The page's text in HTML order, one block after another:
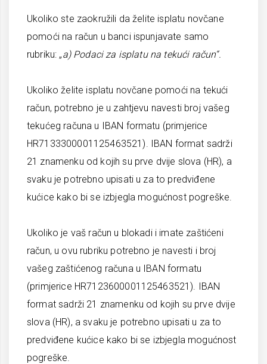
Ukoliko ste zaokružili da želite isplatu novčane
pomoći na račun u banci ispunjavate samo
rubriku: „a) Podaci za isplatu na tekući račun“.
Ukoliko želite isplatu novčane pomoći na tekući
račun, potrebno je u zahtjevu navesti broj vašeg
tekućeg računa u IBAN formatu (primjerice
HR7133300001125463521). IBAN format sadrži
21 znamenku od kojih su prve dvije slova (HR), a
svaku je potrebno upisati u za to predviđene
kućice kako bi se izbjegla mogućnost pogreške.
Ukoliko je vaš račun u blokadi i imate zaštićeni
račun, u ovu rubriku potrebno je navesti i broj
vašeg zaštićenog računa u IBAN formatu
(primjerice HR7123600001125463521). IBAN
format sadrži 21 znamenku od kojih su prve dvije
slova (HR), a svaku je potrebno upisati u za to
predviđene kućice kako bi se izbjegla mogućnost
pogreške.